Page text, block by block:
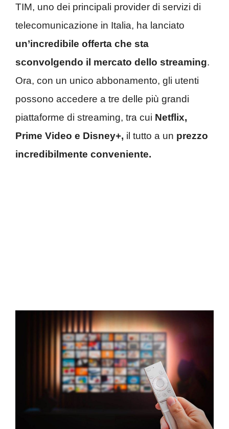
TIM, uno dei principali provider di servizi di
telecomunicazione in Italia, ha lanciato
un’incredibile offerta che sta
sconvolgendo il mercato dello streaming.
Ora, con un unico abbonamento, gli utenti
possono accedere a tre delle più grandi
piattaforme di streaming, tra cui Netflix,
Prime Video e Disney+, il tutto a un prezzo
incredibilmente conveniente.